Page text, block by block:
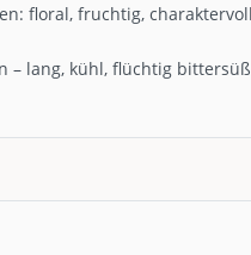
floral, fruchtig,
– lang, kühl, flüchtig